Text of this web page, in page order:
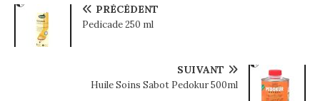
PRÉCÉDENT
Pedicade 250 ml
SUIVANT
Huile Soins Sabot Pedokur 500ml